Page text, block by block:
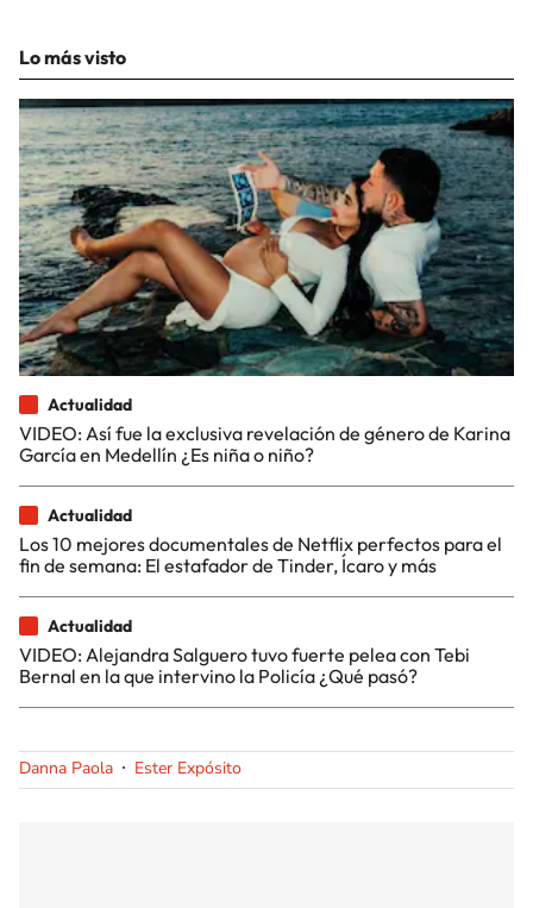
Lo más visto
Actualidad
VIDEO: Así fue la exclusiva revelación de género de Karina
García en Medellín ¿Es niña o niño?
Actualidad
Los 10 mejores documentales de Netflix perfectos para el
fin de semana: El estafador de Tinder, Ícaro y más
Actualidad
VIDEO: Alejandra Salguero tuvo fuerte pelea con Tebi
Bernal en la que intervino la Policía ¿Qué pasó?
Danna Paola Ester Expósito